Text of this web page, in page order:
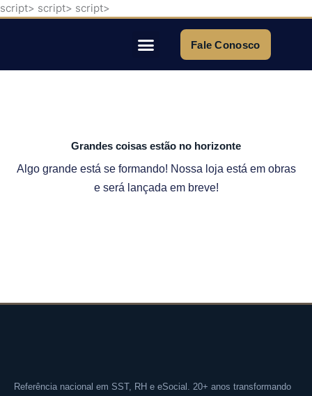
script> script> script>
Fale Conosco
Grandes coisas estão no horizonte
Algo grande está se formando! Nossa loja está em obras
e será lançada em breve!
Referência nacional em SST, RH e eSocial. 20+ anos transformando